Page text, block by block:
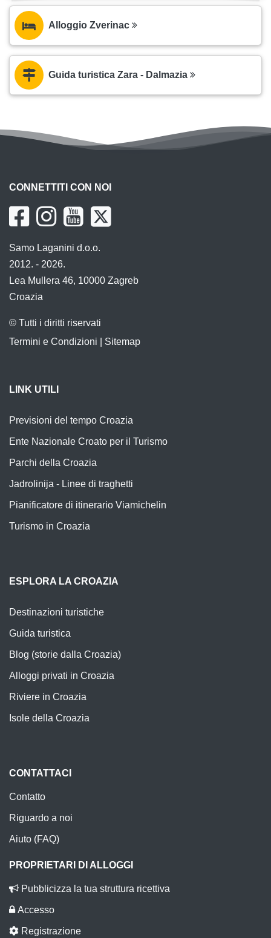
Alloggio Zverinac
Guida turistica Zara - Dalmazia
CONNETTITI CON NOI
Samo Laganini d.o.o.
2012. - 2026.
Lea Mullera 46, 10000 Zagreb
Croazia
© Tutti i diritti riservati
Termini e Condizioni
Sitemap
LINK UTILI
Previsioni del tempo Croazia
Ente Nazionale Croato per il Turismo
Parchi della Croazia
Jadrolinija - Linee di traghetti
Pianificatore di itinerario Viamichelin
Turismo in Croazia
ESPLORA LA CROAZIA
Destinazioni turistiche
Guida turistica
Blog (storie dalla Croazia)
Alloggi privati in Croazia
Riviere in Croazia
Isole della Croazia
CONTATTACI
Contatto
Riguardo a noi
Aiuto (FAQ)
PROPRIETARI DI ALLOGGI
Pubblicizza la tua struttura ricettiva
Accesso
Registrazione